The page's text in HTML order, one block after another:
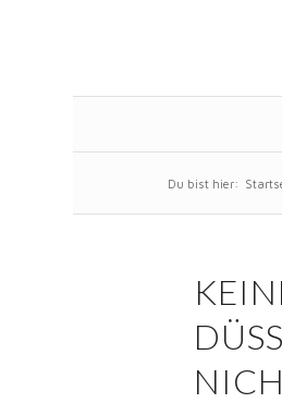
Du bist hier: